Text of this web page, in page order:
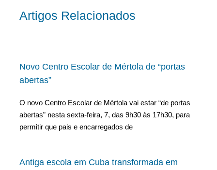
Artigos Relacionados
Novo Centro Escolar de Mértola de “portas
abertas”
O novo Centro Escolar de Mértola vai estar “de portas
abertas” nesta sexta-feira, 7, das 9h30 às 17h30, para
permitir que pais e encarregados de
Antiga escola em Cuba transformada em